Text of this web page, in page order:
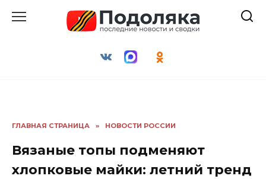
ГЛАВНАЯ СТРАНИЦА » НОВОСТИ РОССИИ
Вязаные топы подменяют
хлопковые майки: летний тренд